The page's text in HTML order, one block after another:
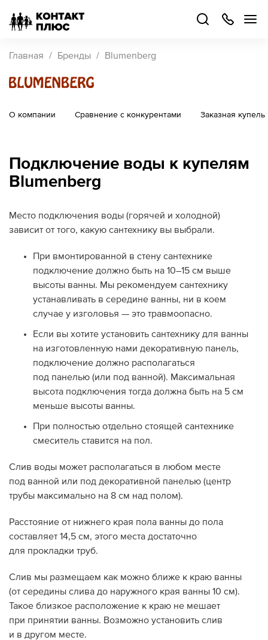
Главная Бренды Blumenberg
О компании Сравнение с конкурентами Заказная купель
Подключение воды к купелям
Blumenberg
Место подключения воды (горячей и холодной)
зависит от того, какую сантехнику вы выбрали.
При вмонтированной в стену сантехнике
подключение должно быть на 10–15 см выше
высоты ванны. Мы рекомендуем сантехнику
устанавливать в середине ванны, ни в коем
случае у изголовья — это травмоопасно.
Если вы хотите установить сантехнику для ванны
на изготовленную нами декоративную панель,
подключение должно располагаться
под панелью (или под ванной). Максимальная
высота подключения тогда должна быть на 5 см
меньше высоты ванны.
При полностью отдельно стоящей сантехнике
смеситель ставится на пол.
Слив воды может располагаться в любом месте
под ванной или под декоративной панелью (центр
трубы максимально на 8 см над полом).
Расстояние от нижнего края пола ванны до пола
составляет 14,5 см, этого места достаточно
для прокладки труб.
Слив мы размещаем как можно ближе к краю ванны
(от середины слива до наружного края ванны 10 см).
Такое близкое расположение к краю не мешает
при принятии ванны. Возможно установить слив
и в другом месте.
499
504-
48
Каталог
партнером
О компании
Кейсы
Поддержка
Дилеры
Контакты